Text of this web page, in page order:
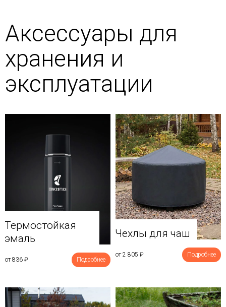
Аксессуары для
хранения и
эксплуатации
Термостойкая
эмаль
от 836 ₽ Подробнее
Чехлы для чаш
от 2 805 ₽ Подробнее